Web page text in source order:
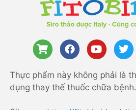
Thực phẩm này không phải là
dụng thay thế thuốc chữa bệnh.